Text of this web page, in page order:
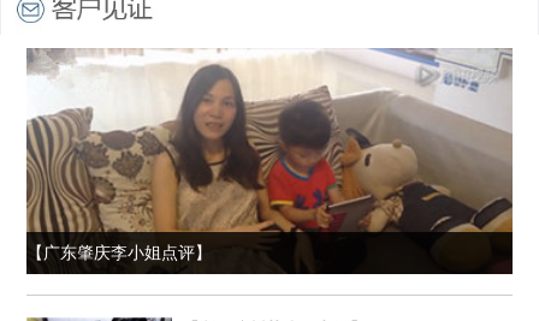
【广东肇庆李小姐点评】